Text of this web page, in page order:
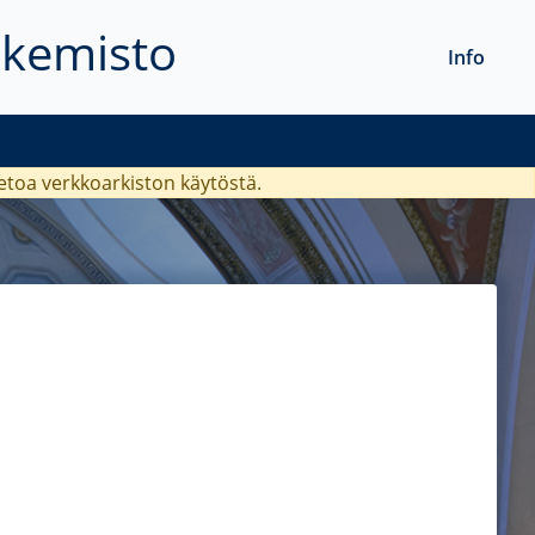
Info
verkkoarkiston käytöstä.